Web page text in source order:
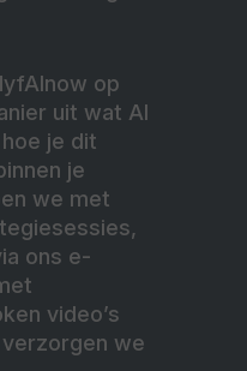
op
uit wat AI
je dit
je
we met
ons e-
video’s
we